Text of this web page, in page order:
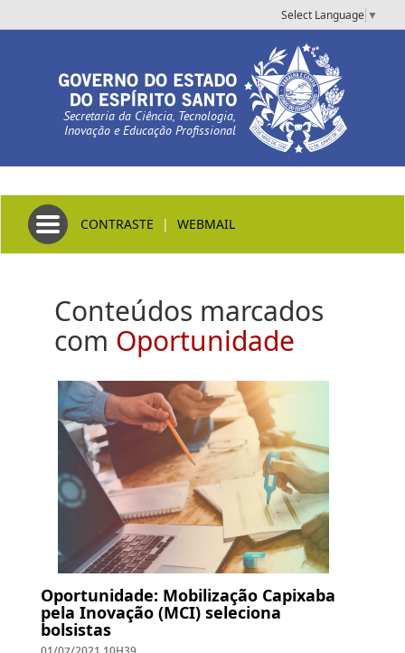
Select Language ▼
Secretaria da Ciência, Tecnologia,
Inovação e Educação Profissional
Toggle navigation
CONTRASTE | WEBMAIL
Conteúdos marcados
com Oportunidade
Oportunidade: Mobilização Capixaba
pela Inovação (MCI) seleciona
bolsistas